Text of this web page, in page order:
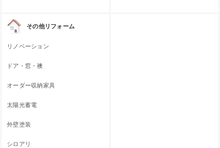
その他リフォーム
リノベーション
ドア・窓・襖
オーダー収納家具
太陽光蓄電
外壁塗装
シロアリ